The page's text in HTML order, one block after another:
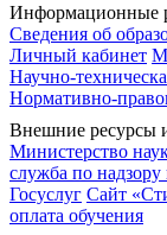
Информационные
Сведения об
Личный кабинет
Научно-
Нормативно-
Внешние ресурсы
Министерство
служба по надзору
Госуслуг Сайт
оплата обучения